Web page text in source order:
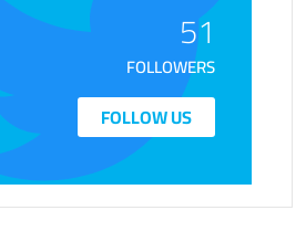
51
FOLLOWERS
FOLLOW US